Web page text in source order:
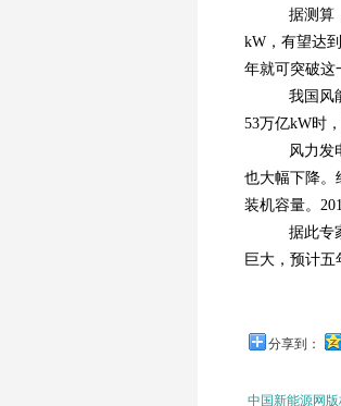
据测算
kW，有望达
年就可突破这
我国风
53万亿kW时
风力发
也大幅下降。
装机容量。
据此专
巨大，预计
分享到：
中国新能源网版